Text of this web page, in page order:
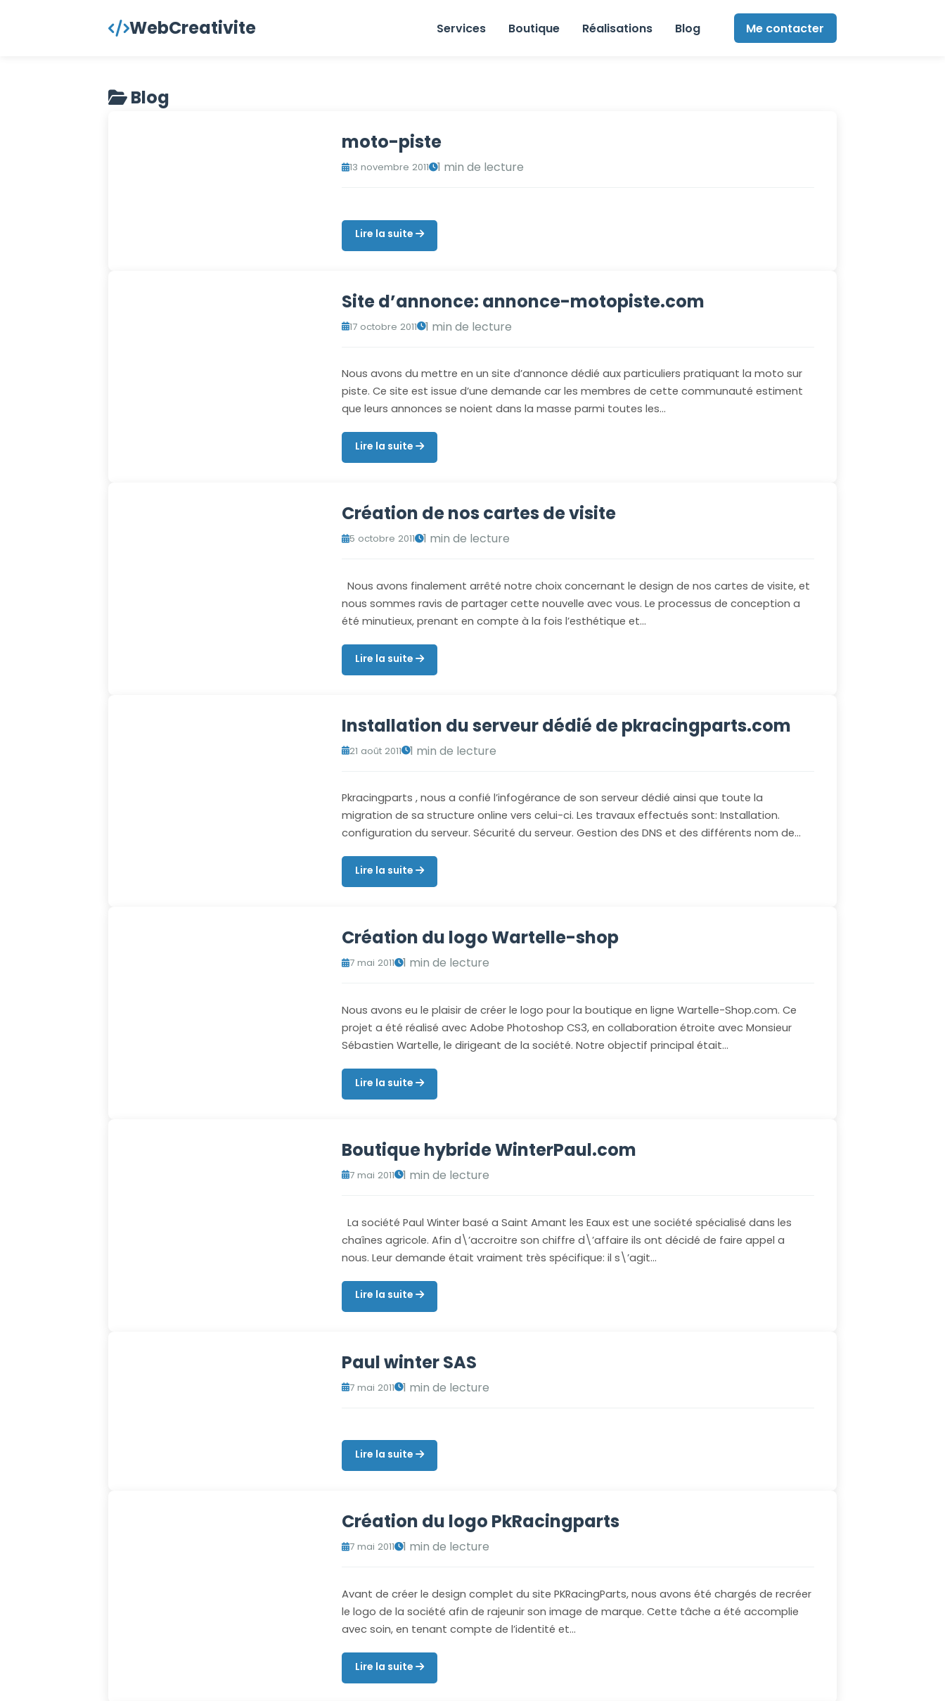
WebCreativite Services Boutique Réalisations Blog Me contacter
Blog
moto-piste
13 novembre 2011 1 min de lecture
Lire la suite
Site d’annonce: annonce-motopiste.com
17 octobre 2011 1 min de lecture
Nous avons du mettre en un site d’annonce dédié aux particuliers pratiquant la moto sur
piste. Ce site est issue d’une demande car les membres de cette communauté estiment
que leurs annonces se noient dans la masse parmi toutes les…
Lire la suite
Création de nos cartes de visite
5 octobre 2011 1 min de lecture
Nous avons finalement arrêté notre choix concernant le design de nos cartes de visite, et
nous sommes ravis de partager cette nouvelle avec vous. Le processus de conception a
été minutieux, prenant en compte à la fois l’esthétique et…
Lire la suite
Installation du serveur dédié de pkracingparts.com
21 août 2011 1 min de lecture
Pkracingparts , nous a confié l’infogérance de son serveur dédié ainsi que toute la
migration de sa structure online vers celui-ci. Les travaux effectués sont: Installation.
configuration du serveur. Sécurité du serveur. Gestion des DNS et des différents nom de…
Lire la suite
Création du logo Wartelle-shop
7 mai 2011 1 min de lecture
Nous avons eu le plaisir de créer le logo pour la boutique en ligne Wartelle-Shop.com. Ce
projet a été réalisé avec Adobe Photoshop CS3, en collaboration étroite avec Monsieur
Sébastien Wartelle, le dirigeant de la société. Notre objectif principal était…
Lire la suite
Boutique hybride WinterPaul.com
7 mai 2011 1 min de lecture
La société Paul Winter basé a Saint Amant les Eaux est une société spécialisé dans les
chaînes agricole. Afin d\’accroitre son chiffre d\’affaire ils ont décidé de faire appel a
nous. Leur demande était vraiment très spécifique: il s\’agit…
Lire la suite
Paul winter SAS
7 mai 2011 1 min de lecture
Lire la suite
Création du logo PkRacingparts
7 mai 2011 1 min de lecture
Avant de créer le design complet du site PKRacingParts, nous avons été chargés de recréer
le logo de la société afin de rajeunir son image de marque. Cette tâche a été accomplie
avec soin, en tenant compte de l’identité et…
Lire la suite